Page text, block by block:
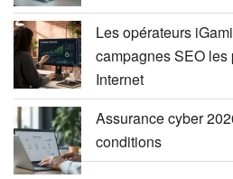
Les opérateurs
campagnes SEO
Internet
Assurance cyber
conditions